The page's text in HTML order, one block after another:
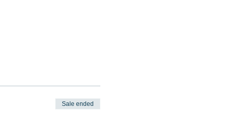
Sale ended